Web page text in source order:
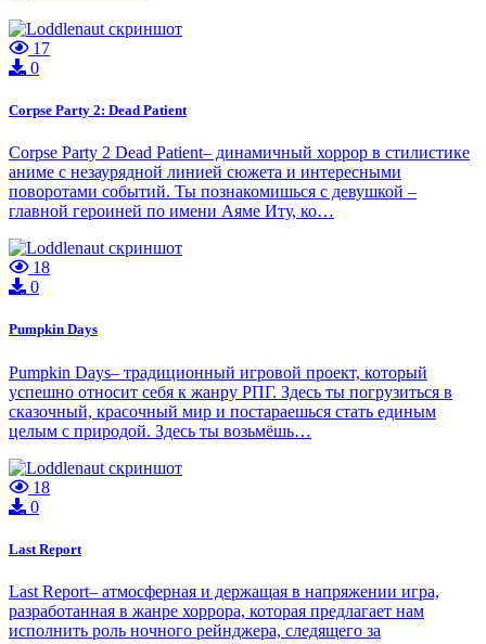
17
0
Corpse Party 2: Dead Patient
Corpse Party 2 Dead Patient– динамичный хоррор в стилистике
аниме с незаурядной линией сюжета и интересными
поворотами событий. Ты познакомишься с девушкой –
главной героиней по имени Аяме Иту, ко…
18
0
Pumpkin Days
Pumpkin Days– традиционный игровой проект, который
успешно относит себя к жанру РПГ. Здесь ты погрузиться в
сказочный, красочный мир и постараешься стать единым
целым с природой. Здесь ты возьмёшь…
18
0
Last Report
Last Report– атмосферная и держащая в напряжении игра,
разработанная в жанре хоррора, которая предлагает нам
исполнить роль ночного рейнджера, следящего за